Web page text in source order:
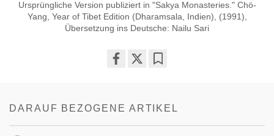
Ursprüngliche Version​ publiziert in "Sakya Monasteries." Chö-
Yang, Year of Tibet Edition (Dharamsala, Indien), (1991),
Übersetzung ins Deutsche: Nailu Sari
DARAUF BEZOGENE ARTIKEL